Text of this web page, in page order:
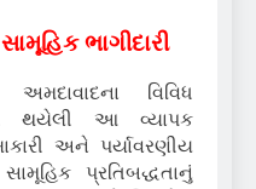
ભાગીદારી
વિવિધ
થયેલી આ વ્યાપક
અને પર્યાવરણીય
પ્રતિબદ્ધતાનું